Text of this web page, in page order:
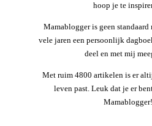
hoop je te
Mamablogger is geen standaard
vele jaren een persoonlijk
deel en met mij
Met ruim 4800 artikelen is er
leven past. Leuk dat je er
Mamablogger!